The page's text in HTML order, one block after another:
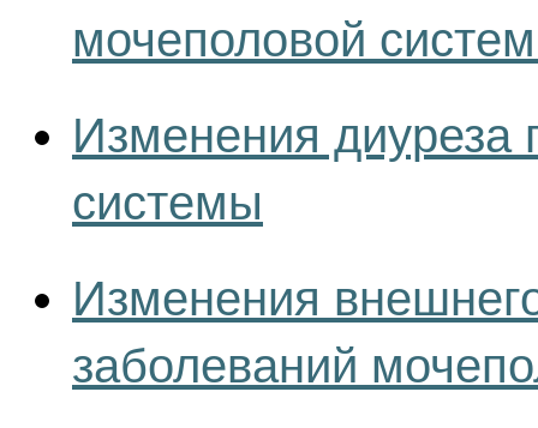
мочеполовой
Изменения диуреза
системы
Изменения
заболеваний